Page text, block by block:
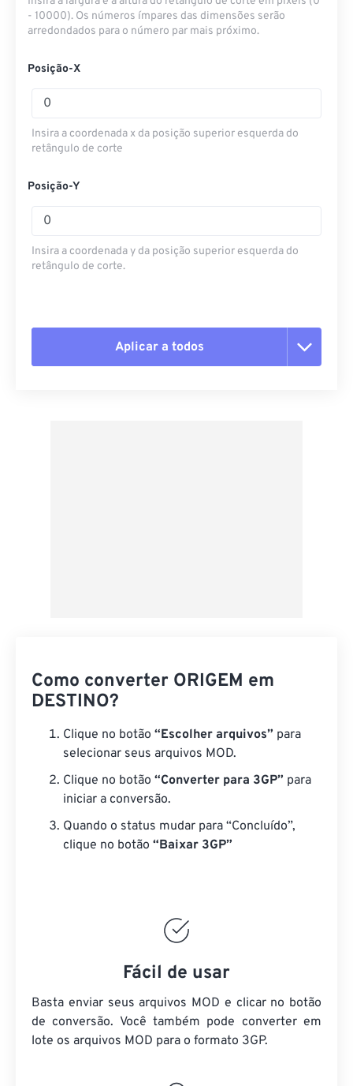
- 10000). Os números ímpares das dimensões serão
arredondados para o número par mais próximo.
Posição-X
Insira a coordenada x da posição superior esquerda do
retângulo de corte
Posição-Y
Insira a coordenada y da posição superior esquerda do
retângulo de corte.
Aplicar a todos
Como converter ORIGEM em
DESTINO?
Clique no botão “Escolher arquivos” para
selecionar seus arquivos MOD.
Clique no botão “Converter para 3GP” para
iniciar a conversão.
Quando o status mudar para “Concluído”,
clique no botão “Baixar 3GP”
Fácil de usar
Basta enviar seus arquivos MOD e clicar no botão
de conversão. Você também pode converter em
lote os arquivos MOD para o formato 3GP.